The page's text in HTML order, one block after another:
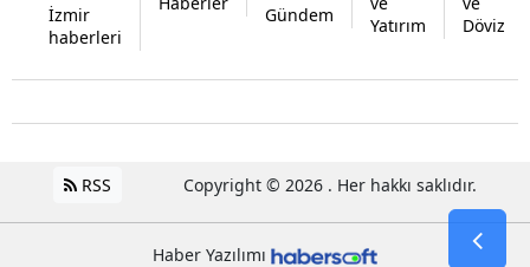
İzmir
haberleri
Gündem
Yatırım
Döviz
RSS Copyright © 2026 . Her hakkı saklıdır.
Haber Yazılımı